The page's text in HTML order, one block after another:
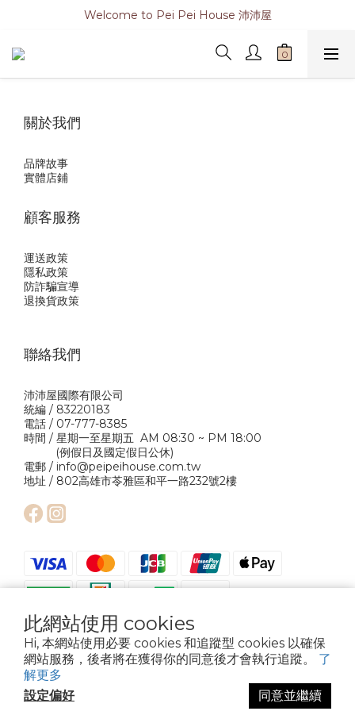
此網站使用 cookies
Hi, 本網站使用必要 cookies 和追蹤型 cookies 以確保
網站服務，後者將在獲得你的同意後才會執行追蹤。 了
解更多
設定偏好
同意並繼續
Welcome to Pei Pei House 沛沛屋
關於我們
品牌故事
實體店鋪
顧客服務
運送政策
隱私政策
防詐騙宣導
退換貨政策
聯絡我們
沛沛屋國際有限公司
統編 / 83220183
電話 / 07-777-8385
時間 / 星期一至星期五 AM 08:30 ~ PM 18:00
(例假日及國定假日公休)
電郵 / info@peipeihouse.com.tw
地址 / 802高雄市苓雅區和平一路232號2樓
Copyright © 2024 Pei Pei House International Company Ltd. All Rights